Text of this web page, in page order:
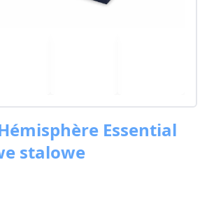
Essential
stalowe